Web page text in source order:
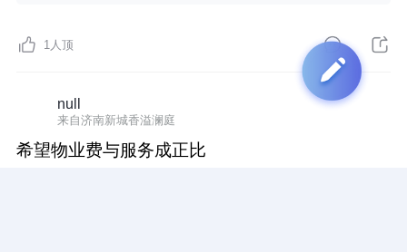
1 人顶
null
来自济南新城香溢澜庭
希望物业费与服务成正比